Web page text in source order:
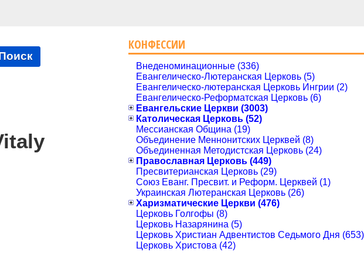
КОНФЕССИИ
Внеденоминационные (336)
Евангелическо-Лютеранская Церковь (5)
Евангелическо-лютеранская Церковь Ингрии (2)
Евангелическо-Реформатская Церковь (6)
Евангельские Церкви (3003)
Католическая Церковь (52)
Мессианская Община (19)
Объединение Меннонитских Церквей (8)
Объединенная Методистская Церковь (24)
Православная Церковь (449)
Пресвитерианская Церковь (29)
Союз Еванг. Пресвит. и Реформ. Церквей (1)
Украинская Лютеранская Церковь (26)
Харизматические Церкви (476)
Церковь Голгофы (8)
Церковь Назарянина (5)
Церковь Христиан Адвентистов Седьмого Дня (653)
Церковь Христова (42)